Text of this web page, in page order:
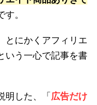
す。
とにかくアフィリエ
いう一心で記事を書
明した、「広告だけ